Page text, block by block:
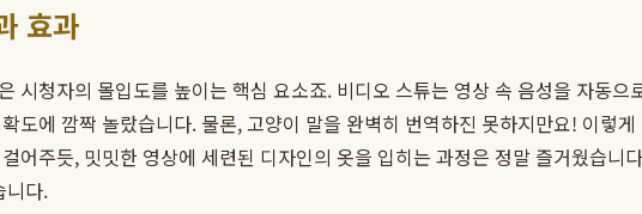
효과
시청자의 몰입도를 높이는 핵심 요소죠. 비디오 스튜는 영상 속 음성을 자
도에 깜짝 놀랐습니다. 물론, 고양이 말을 완벽히 번역하진 못하지만요! 이렇
어주듯, 밋밋한 영상에 세련된 디자인의 옷을 입히는 과정은 정말 즐거웠습니
니다.